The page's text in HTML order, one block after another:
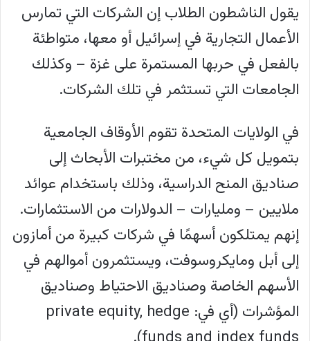
يقول الناشطون الطلاب إن الشركات التي تمارس
الأعمال التجارية في إسرائيل أو معها، متواطئة
بالفعل في حربها المستمرة على غزة – وكذلك
الجامعات التي تستثمر في تلك الشركات.
في الولايات المتحدة تقوم الأوقاف الجامعية
بتمويل كل شيء، من مختبرات الأبحاث إلى
صناديق المنح الدراسية، وذلك باستخدام عوائد
ملايين – ومليارات – الدولارات من الاستثمارات.
إنهم يمتلكون أسهمًا في شركات كبيرة من أمازون
إلى أبل ومايكروسوفت، ويستثمرون أموالهم في
الأسهم الخاصة وصناديق الاحتياط وصناديق
المؤشرات (أي في: private equity, hedge